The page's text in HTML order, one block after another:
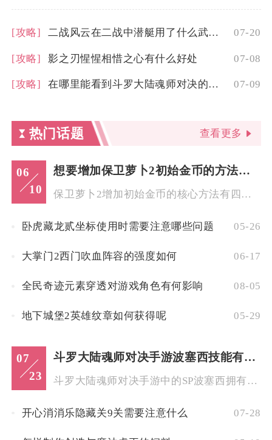
[攻略] 二战风云在二战中潜艇用了什么武器对抗敌人 07-20
[攻略] 影之刃惺惺相惜之心有什么好处 07-08
[攻略] 在哪里能看到斗罗大陆魂师对决的皮肤 07-09
热门话题 查看更多
06
10
想要增加保卫萝卜2初始金币的方法有哪些
保卫萝卜2增加初始金币的核心方法有四种：完成额外任务、开局极...
卧虎藏龙贰坐标使用时需要注意哪些问题 05-26
大掌门2西门吹血阵容的强度如何 06-17
全民奇迹元素穿透对游戏角色有何影响 08-05
地下城堡2英雄纹章如何获得呢 05-29
07
23
斗罗大陆魂师对决手游波塞西技能有哪些
斗罗大陆魂师对决手游中的SP波塞西拥有两套独立魂技分支，分别...
开心消消乐隐藏关9关需要注意什么 07-28